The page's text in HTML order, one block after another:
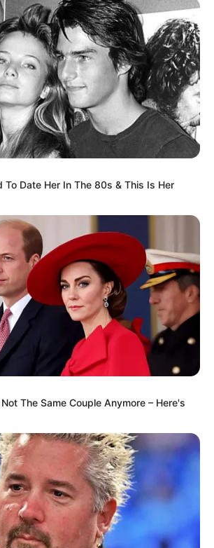
To Date Her In The 80s & This Is Her
The Same Couple Anymore – Here's